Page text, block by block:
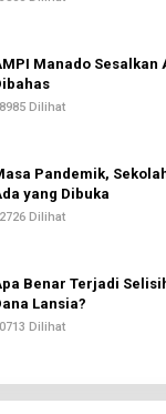
Manado Sesalkan
Dilihat
Pandemik,
yang Dibuka
Dilihat
Benar Terjadi
Lansia?
Dilihat